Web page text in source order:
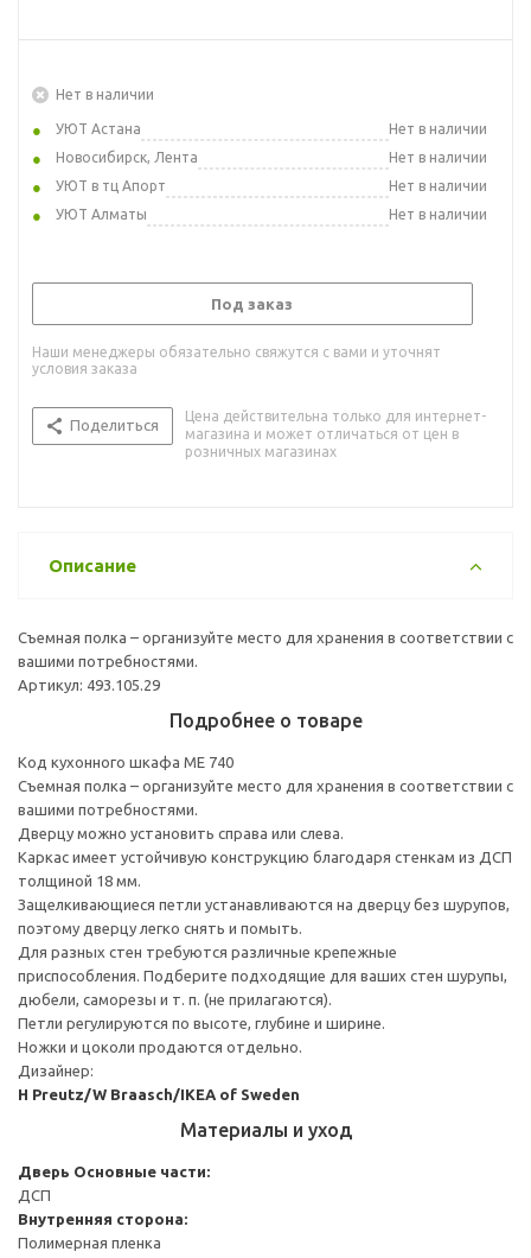
Нет в наличии
УЮТ Астана
Нет в наличии
Новосибирск, Лента
Нет в наличии
УЮТ в тц Апорт
Нет в наличии
УЮТ Алматы
Нет в наличии
Под заказ
Наши менеджеры обязательно свяжутся с вами и уточнят
условия заказа
Поделиться
Цена действительна только для интернет-
магазина и может отличаться от цен в
розничных магазинах
Описание
Съемная полка – организуйте место для хранения в соответствии с
вашими потребностями.
Артикул: 493.105.29
Подробнее о товаре
Код кухонного шкафа ME 740
Съемная полка – организуйте место для хранения в соответствии с
вашими потребностями.
Дверцу можно установить справа или слева.
Каркас имеет устойчивую конструкцию благодаря стенкам из ДСП
толщиной 18 мм.
Защелкивающиеся петли устанавливаются на дверцу без шурупов,
поэтому дверцу легко снять и помыть.
Для разных стен требуются различные крепежные
приспособления. Подберите подходящие для ваших стен шурупы,
дюбели, саморезы и т. п. (не прилагаются).
Петли регулируются по высоте, глубине и ширине.
Ножки и цоколи продаются отдельно.
Дизайнер:
H Preutz/W Braasch/IKEA of Sweden
Материалы и уход
Дверь Основные части:
ДСП
Внутренняя сторона:
Полимерная пленка